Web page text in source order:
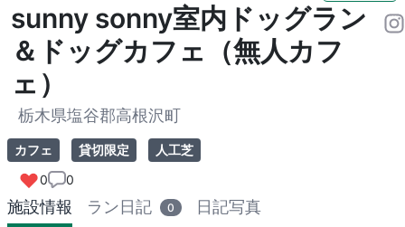
sunny sonny室内ドッグラン
＆ドッグカフェ（無人カフ
ェ）
栃木県塩谷郡高根沢町
カフェ 貸切限定
人工芝
0
0
施設情報 ラン日記 0 日記写真